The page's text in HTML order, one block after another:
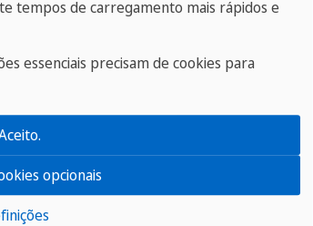
para Exames / Exame de Francês
tempos de carregamento mais rápidos e
essenciais precisam de cookies para
opcionais